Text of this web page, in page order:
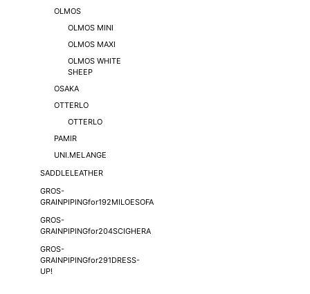
OLMOS
OLMOS MINI
OLMOS MAXI
OLMOS WHITE
SHEEP
OSAKA
OTTERLO
OTTERLO
PAMIR
UNI.MELANGE
SADDLELEATHER
GROS-
GRAINPIPINGfor192MILOESOFA
GROS-
GRAINPIPINGfor204SCIGHERA
GROS-
GRAINPIPINGfor291DRESS-
UP!